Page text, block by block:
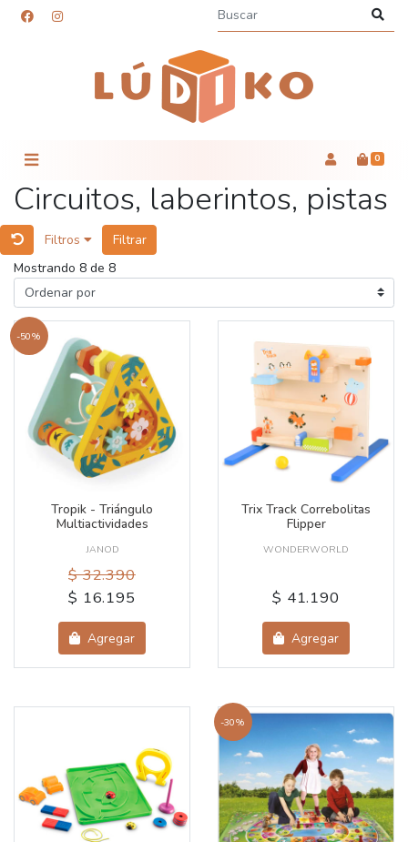
0
Circuitos, laberintos, pistas
Filtros
Filtrar
Mostrando 8 de 8
-50%
Tropik - Triángulo
Multiactividades
JANOD
$ 32.390
$ 16.195
Agregar
Trix Track Correbolitas
Flipper
WONDERWORLD
$ 41.190
Agregar
-30%